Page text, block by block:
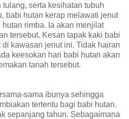
serta kesihatan tubuh
babi hutan kerap melawati jenut
rimba. Ia akan menjilat
tersebut. Kesan tapak kaki babi
kawasan jenut ini. Tidak hairan
keesokan hari babi hutan akan
tanah tersebut.
sama ibunya sehingga
tertentu bagi babi hutan.
sepanjang tahun. Sebagaimana